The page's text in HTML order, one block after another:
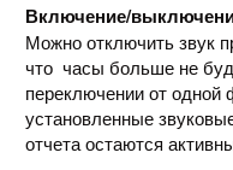
Включение/
Можно отключить звук
что часы больше не
переключении от одной
установленные
отчета остаются